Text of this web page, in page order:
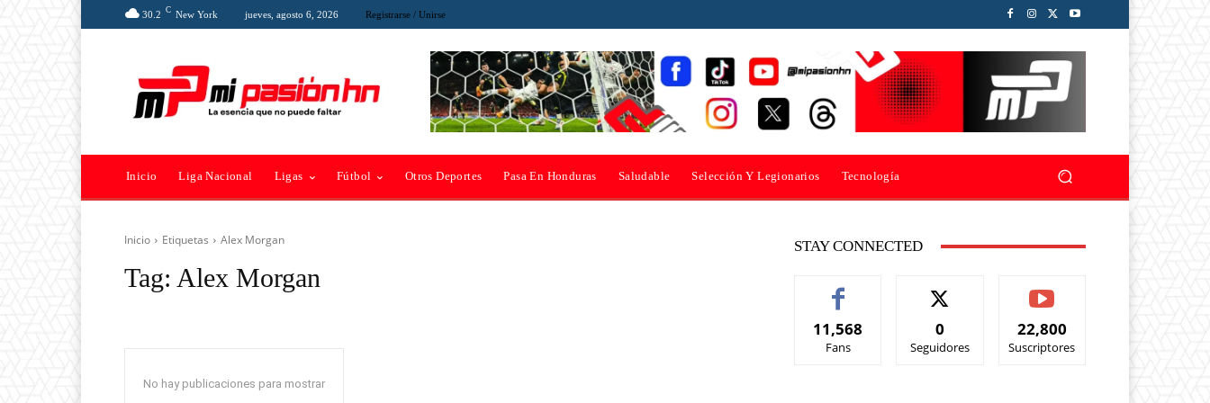
30.2 C New York jueves, agosto 6, 2026 Registrarse / Unirse
Inicio Liga Nacional Ligas Fútbol Otros Deportes Pasa En Honduras Saludable Selección Y Legionarios Tecnología
Inicio Etiquetas Alex Morgan
Tag: Alex Morgan
No hay publicaciones para mostrar
STAY CONNECTED
11,568
Fans
0
Seguidores
22,800
Suscriptores